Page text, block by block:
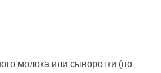
молока или сыворотки (по